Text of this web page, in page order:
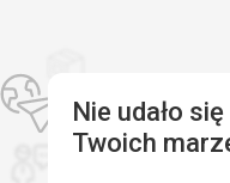
utrzymane, ładnie
Ta recenzja została
Nie udało
Twoich